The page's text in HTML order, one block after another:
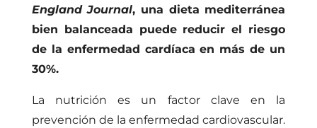
England Journal, una dieta mediterránea
bien balanceada puede reducir el riesgo
de la enfermedad cardíaca en más de un
30%.
La nutrición es un factor clave en la
prevención de la enfermedad cardiovascular.